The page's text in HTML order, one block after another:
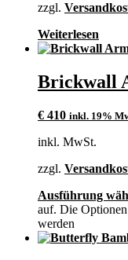
zzgl.
Weiterlesen
Brickwall
€ 410 inkl. 19%
inkl. MwSt.
zzgl.
Ausführung
auf. Die
werden